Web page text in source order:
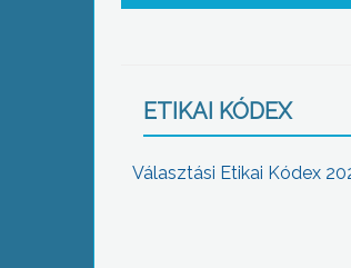
ETIKAI KÓDEX
Választási Etikai Kódex